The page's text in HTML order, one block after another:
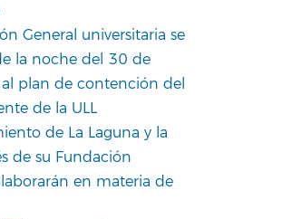
General universitaria se
la noche del 30 de
plan de contención del
de la ULL
de La Laguna y la
de su Fundación
en materia de